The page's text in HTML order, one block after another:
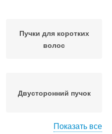
Пучки для коротких
волос
Двусторонний пучок
Показать все